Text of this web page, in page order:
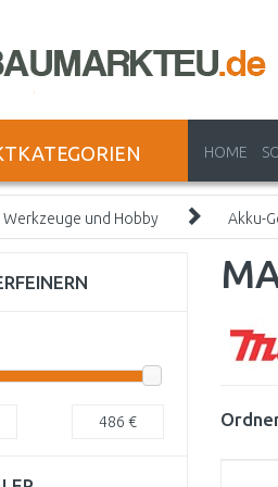
HOME
Werkzeuge und Hobby Akku-
486 €